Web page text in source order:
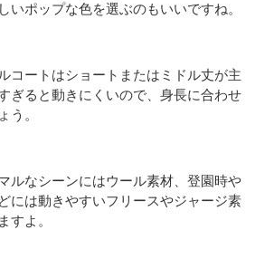
いポップな色を選ぶのもいいですね。
コートはショートまたはミドル丈が主
ぎると動きにくいので、身長に合わせ
う。
ルなシーンにはウール素材、登園時や
には動きやすいフリースやジャージ素
すよ。